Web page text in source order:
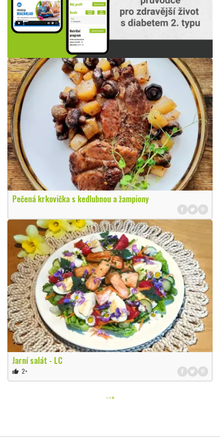
Pečená krkovička s kedlubnou a žampiony
Jarní salát - LC
thumb_up 2×